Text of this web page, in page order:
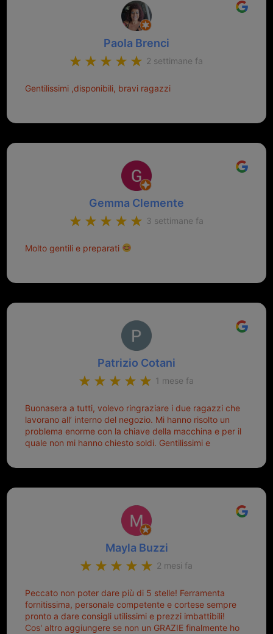
Paola Brenci
2 settimane fa
Gentilissimi ,disponibili, bravi ragazzi
Gemma Clemente
3 settimane fa
Molto gentili e preparati
Patrizio Cotani
1 mese fa
Buonasera a tutti, volevo ringraziare i due ragazzi che
lavorano all’ interno del negozio. Mi hanno risolto un
problema enorme con la chiave della macchina e per il
quale non mi hanno chiesto soldi. Gentilissimi e
Sicuramente tornerò qui per qualsiasi altro problema.
Mayla Buzzi
2 mesi fa
Peccato non poter dare più di 5 stelle! Ferramenta
fornitissima, personale competente e cortese sempre
pronto a dare consigli utilissimi e prezzi imbattibili!
Cos' altro aggiungere se non un GRAZIE finalmente ho